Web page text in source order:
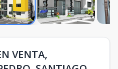
VENTA,